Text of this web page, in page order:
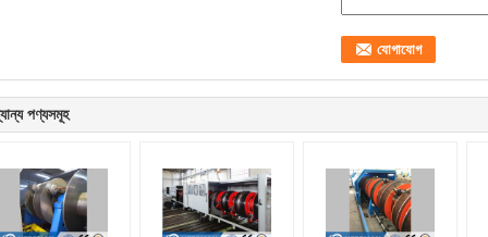
পণ্যসমূহ